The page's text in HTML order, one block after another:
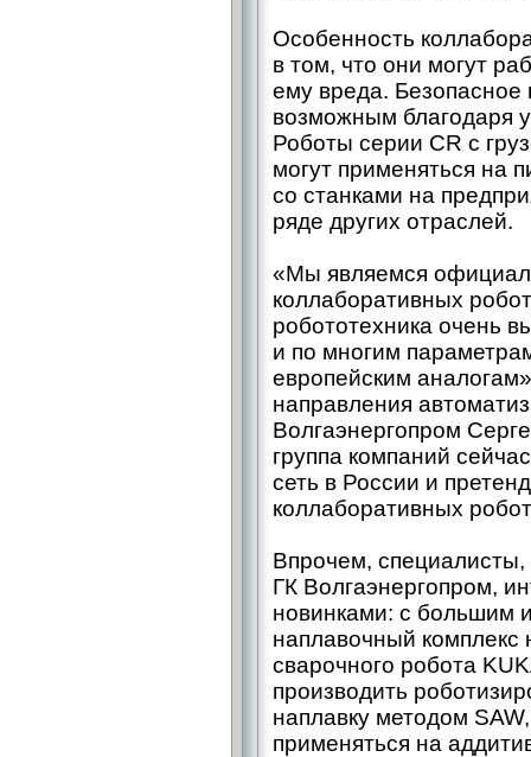
Особенность
в том, что они могут
ему вреда. Безопасное
возможным благодаря
Роботы серии CR с
могут применяться на
со станками на
ряде других отраслей.
«Мы являемся
коллаборативных
робототехника очень
и по многим
европейским
направления
Волгаэнергопром
группа компаний
сеть в России и
коллаборативных
Впрочем,
ГК Волгаэнергопром,
новинками: с большим
наплавочный
сварочного робота
производить
наплавку методом
применяться на